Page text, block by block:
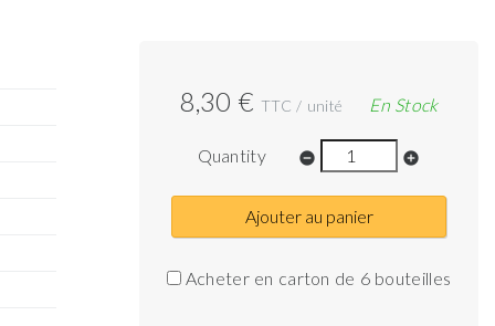
8,30 € TTC / unité En Stock
Quantity remove_circle add_circle
Ajouter au panier
Acheter en carton de 6 bouteilles